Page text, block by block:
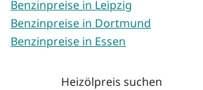
Benzinpreise in Leipzig
Benzinpreise in Dortmund
Benzinpreise in Essen
Heizölpreis suchen